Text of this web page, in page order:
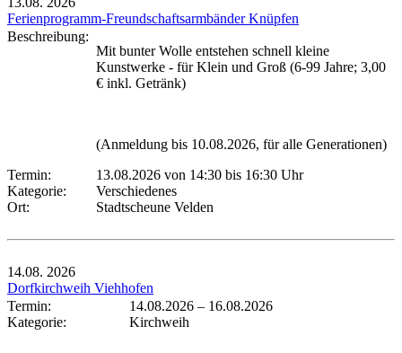
Ferienprogramm-Freundschaftsarmbänder Knüpfen
Beschreibung:
Mit bunter Wolle entstehen schnell kleine
Kunstwerke - für Klein und Groß (6-99 Jahre; 3,00
€ inkl. Getränk)
(Anmeldung bis 10.08.2026, für alle Generationen)
Termin:
13.08.2026 von 14:30 bis 16:30 Uhr
Kategorie:
Verschiedenes
Ort:
Stadtscheune Velden
14.08. 2026
Dorfkirchweih Viehhofen
Termin:
14.08.2026 – 16.08.2026
Kategorie:
Kirchweih